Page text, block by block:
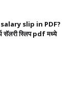
slip in PDF?
सॅलरी स्लिप pdf मध्ये